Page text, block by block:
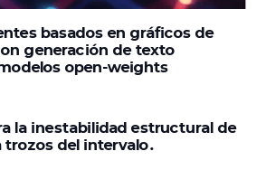
basados en gráficos de
generación de texto
open-weights
la inestabilidad estructural de
del intervalo.